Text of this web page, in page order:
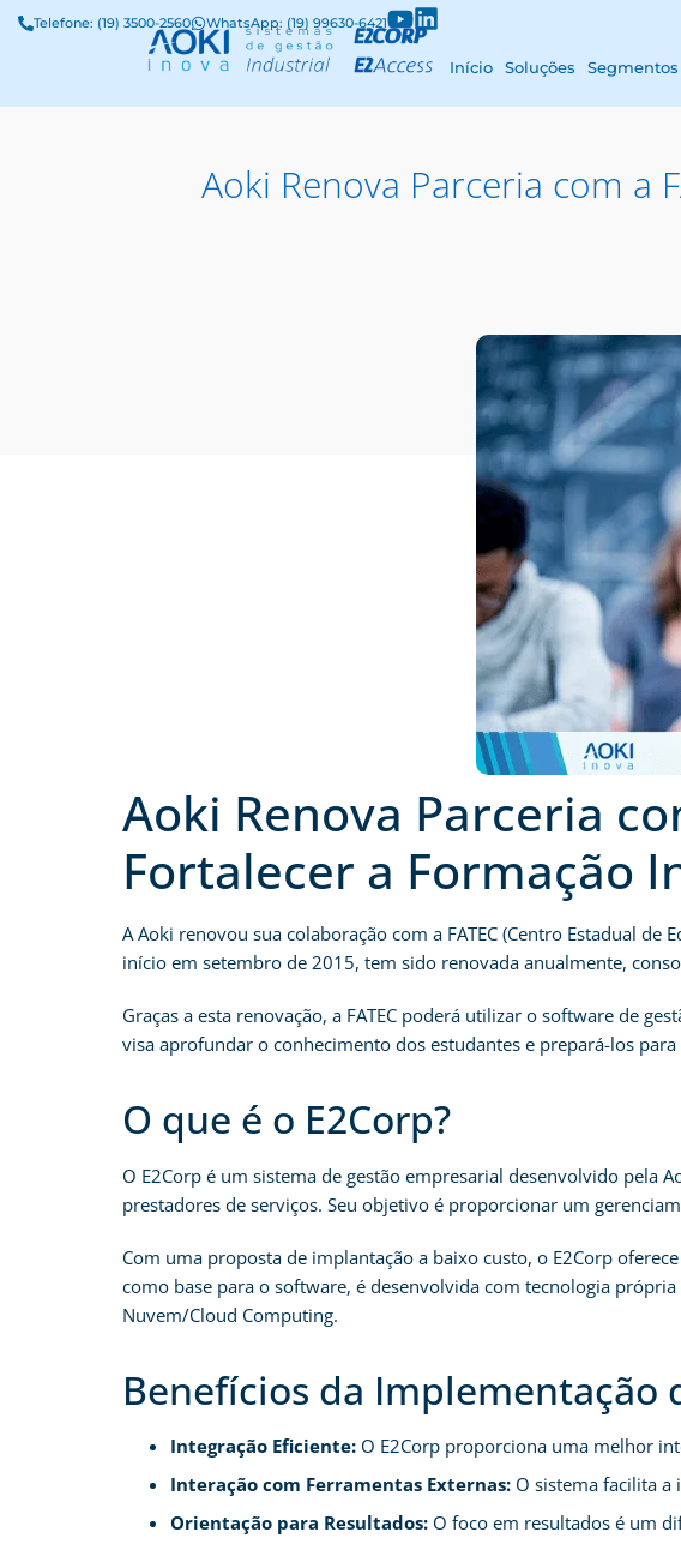
Telefone: (19) 3500-2560 WhatsApp: (19) 99630-6421
Início Soluções
Aoki Renova Parceria com a
Aoki Renova Parceria
Fortalecer a Formação
A Aoki renovou sua colaboração com a FATEC (Centro Estadual
início em setembro de 2015, tem sido renovada anualmente,
Graças a esta renovação, a FATEC poderá utilizar o software de
visa aprofundar o conhecimento dos estudantes e prepará-los
O que é o E2Corp?
O E2Corp é um sistema de gestão empresarial desenvolvido pela
prestadores de serviços. Seu objetivo é proporcionar um
Com uma proposta de implantação a baixo custo, o E2Corp
como base para o software, é desenvolvida com tecnologia
Nuvem/Cloud Computing.
Benefícios da Implementação
Integração Eficiente: O E2Corp proporciona uma melhor
Interação com Ferramentas Externas: O sistema facilita a
Orientação para Resultados: O foco em resultados é um